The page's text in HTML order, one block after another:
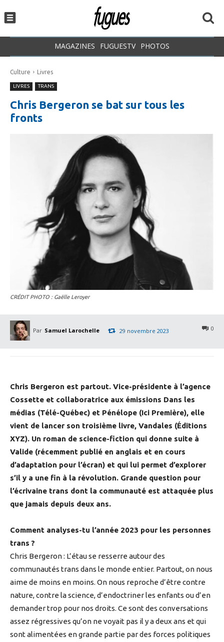
MAGAZINES FUGUESTV PHOTOS
Culture Livres
LIVRES TRANS
Chris Bergeron se bat sur tous les
fronts
CRÉDIT PHOTO : Gaëlle Leroyer
Par Samuel Larochelle 0
29 novembre 2023
Chris Bergeron est partout. Vice-présidente à l’agence
Cossette et collaboratrice aux émissions Dans les
médias (Télé-Québec) et Pénélope (Ici Première), elle
vient de lancer son troisième livre, Vandales (Éditions
XYZ). Un roman de science-fiction qui donne suite à
Valide (récemment publié en anglais et en cours
d’adaptation pour l’écran) et qui lui permet d’explorer
s’il y a une fin à la révolution. Grande question pour
l’écrivaine trans dont la communauté est attaquée plus
que jamais depuis deux ans.
Comment analyses-tu l’année 2023 pour les personnes
trans ?
Chris Bergeron : L’étau se resserre autour des
communautés trans dans le monde entier. Partout, on nous
aime de moins en moins. On nous reproche d’être contre
nature, contre la science, d’endoctriner les enfants ou d’en
demander trop pour nos droits. Ce sont des conversations
assez régressives qu’on ne voyait pas il y a deux ans et qui
sont alimentées en grande partie par des forces politiques